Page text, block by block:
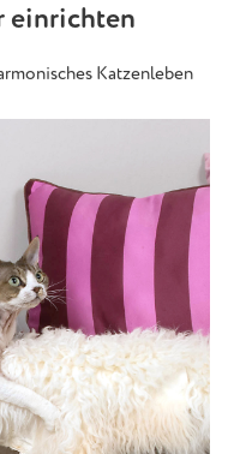
einrichten
Katzenleben